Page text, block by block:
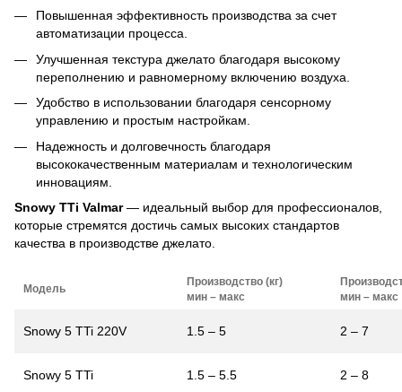
Повышенная эффективность производства за счет
автоматизации процесса.
Улучшенная текстура джелато благодаря высокому
переполнению и равномерному включению воздуха.
Удобство в использовании благодаря сенсорному
управлению и простым настройкам.
Надежность и долговечность благодаря
высококачественным материалам и технологическим
инновациям.
Snowy TTi Valmar— идеальный выбор для профессионалов,
которые стремятся достичь самых высоких стандартов
качества в производстве джелато.
Модель
Производство (кг)
мин – макс
мин – макс
Snowy 5 TTi 220V 1.5 – 5 2 – 7
Snowy 5 TTi 1.5 – 5.5 2 – 8